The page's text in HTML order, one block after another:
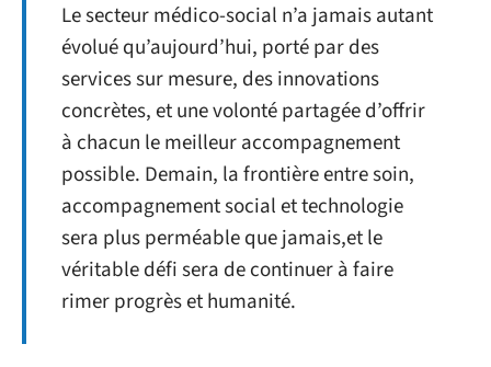
Le secteur médico-social n’a jamais autant
évolué qu’aujourd’hui, porté par des
services sur mesure, des innovations
concrètes, et une volonté partagée d’offrir
à chacun le meilleur accompagnement
possible. Demain, la frontière entre soin,
accompagnement social et technologie
sera plus perméable que jamais,et le
véritable défi sera de continuer à faire
rimer progrès et humanité.